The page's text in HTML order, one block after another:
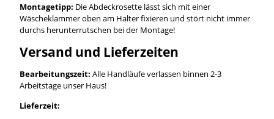
Montagetipp: Die Abdeckrosette lässt sich mit einer
Wäscheklammer oben am Halter fixieren und stört nicht immer
durchs herunterrutschen bei der Montage!
Versand und Lieferzeiten
Bearbeitungszeit: Alle Handläufe verlassen binnen 2-3
Arbeitstage unser Haus!
Lieferzeit: